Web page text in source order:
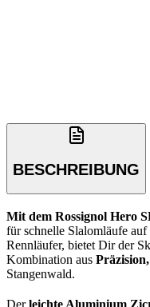
BESCHREIBUNG
Mit dem Rossignol Hero
für schnelle Slalomläufe
Rennläufer, bietet Dir der
Kombination aus
Stangenwald.
Derleichte Aluminium